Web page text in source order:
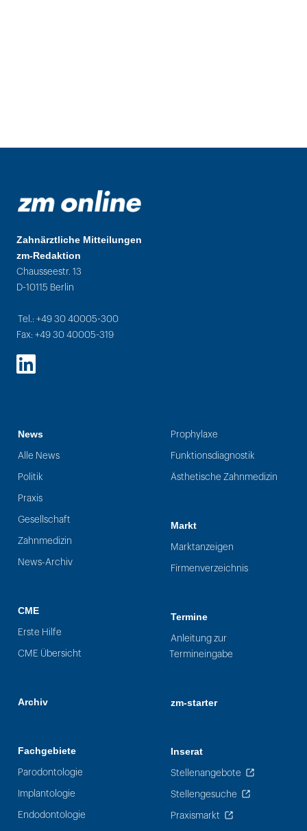
Zahnärztliche Mitteilungen
zm-Redaktion
Chausseestr. 13
D-10115 Berlin
Tel.: +49 30 40005-300
Fax: +49 30 40005-319
LinkedIn
News
Alle News
Politik
Praxis
Gesellschaft
Zahnmedizin
News-Archiv
CME
Erste Hilfe
CME Übersicht
Archiv
Fachgebiete
Parodontologie
Implantologie
Endodontologie
Prophylaxe
Funktionsdiagnostik
Ästhetische Zahnmedizin
Markt
Marktanzeigen
Firmenverzeichnis
Termine
Anleitung zur
Termineingabe
zm-starter
Inserat
Stellenangebote
Stellengesuche
Praxismarkt